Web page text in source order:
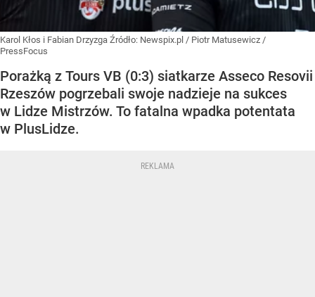
Karol Kłos i Fabian Drzyzga Źródło: Newspix.pl / Piotr Matusewicz /
PressFocus
Porażką z Tours VB (0:3) siatkarze Asseco Resovii
Rzeszów pogrzebali swoje nadzieje na sukces
w Lidze Mistrzów. To fatalna wpadka potentata
w PlusLidze.